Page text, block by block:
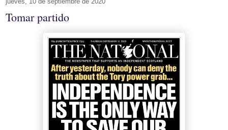
Tomar partido